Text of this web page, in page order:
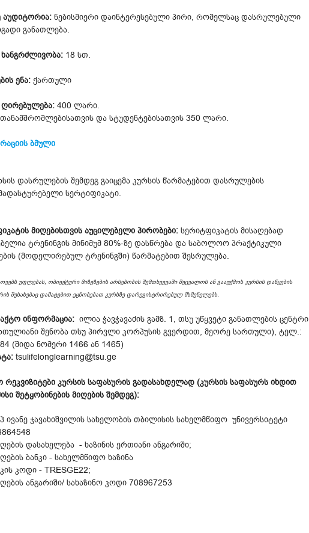
აუდიტორია: ნებისმიერი დაინტერესებული პირი, რომელსაც დასრულებული
განათლება.
ხანგრძლივობა:18 სთ.
ენა:ქართული
ღირებულება: 400 ლარი.
და სტუდენტებისათვის 350 ლარი.
ბმული
დასრულების შემდეგ გაიცემა კურსის წარმატებით დასრულების
სერტიფიკატი.
მიღებისთვის აუცილებელი პირობები: სერიტფიკატის მისაღებად
ტრენინგის მინიმუმ 80%-ზე დასწრება და საბოლოო პრაქტიკული
(მოდელირებულ ტრენინგში) წარმატებით შესრულება.
უფლებას, ობიექტური მიზეზების არსებობის შემთხვევაში შეცვალოს ან გააუქმოს კურსის დაწყების
შესახებაც დამატებით ეცნობებათ კურსზე დარეგისტრირებულ მსმენელებს.
ინფორმაცია:ილია ჭავჭავაძის გამზ. 1, თსუ უწყვეტი განათლების ცენტრი
შენობა თსუ პირვლი კორპუსის გვერდით, მეორე სართული), ტელ.:
(შიდა ნომერი 1466 ან 1465)
tsulifelonglearning@tsu.ge
რეკვიზიტები კურსის საფასურის გადასახდელად (კურსის საფასურს იხდით
შეტყობინების მიღების შემდეგ):
ივანე ჯავახიშვილის სახელობის თბილისის სახელმწიფო უნივერსიტეტი
დასახელება - ხაზინის ერთიანი ანგარიში;
ბანკი - სახელმწიფო ხაზინა
კოდი - TRESGE22;
ანგარიში/ სახაზინო კოდი 708967253